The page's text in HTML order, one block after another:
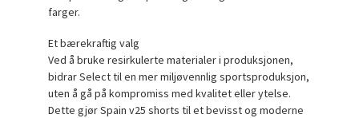
farger.
Et bærekraftig valg
Ved å bruke resirkulerte materialer i produksjonen,
bidrar Select til en mer miljøvennlig sportsproduksjon,
uten å gå på kompromiss med kvalitet eller ytelse.
Dette gjør Spain v25 shorts til et bevisst og moderne